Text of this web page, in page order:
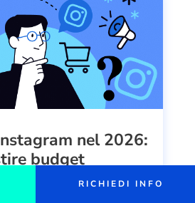
nel 2026:
budget
RICHIEDI INFO